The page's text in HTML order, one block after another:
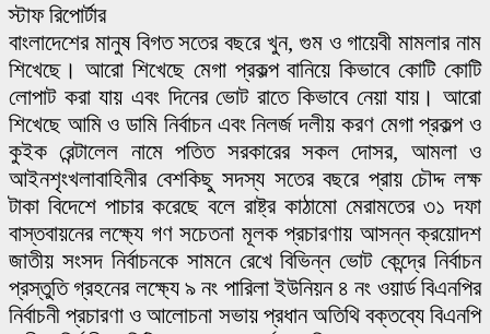
স্টাফ রিপোর্টার
বাংলাদেশের মানুষ বিগত সতের বছরে খুন, গুম ও গায়েবী মামলার নাম
শিখেছে। আরো শিখেছে মেগা প্রকল্প বানিয়ে কিভাবে কোটি কোটি
লোপাট করা যায় এবং দিনের ভোট রাতে কিভাবে নেয়া যায়। আরো
শিখেছে আমি ও ডামি নির্বাচন এবং নিলর্জ দলীয় করণ মেগা প্রকল্প ও
কুইক রেন্টালেল নামে পতিত সরকারের সকল দোসর, আমলা ও
আইনশৃংখলাবাহিনীর বেশকিছু সদস্য সতের বছরে প্রায় চৌদ্দ লক্ষ
টাকা বিদেশে পাচার করেছে বলে রাষ্ট্র কাঠামো মেরামতের ৩১ দফা
বাস্তবায়নের লক্ষ্যে গণ সচেতনা মূলক প্রচারণায় আসন্ন ক্রয়োদশ
জাতীয় সংসদ নির্বাচনকে সামনে রেখে বিভিন্ন ভোট কেন্দ্রে নির্বাচন
প্রস্তুতি গ্রহনের লক্ষ্যে ৯ নং পারিলা ইউনিয়ন ৪ নং ওয়ার্ড বিএনপির
নির্বাচনী প্রচারণা ও আলোচনা সভায় প্রধান অতিথি বক্তব্যে বিএনপি